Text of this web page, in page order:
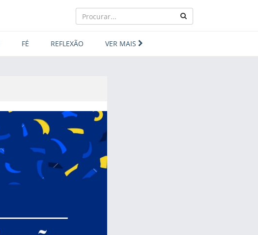
FÉ REFLEXÃO VER MAIS